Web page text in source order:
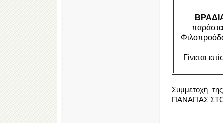
Γίνεται
Συμμετοχή
ΠΑΝΑΓΙΑΣ